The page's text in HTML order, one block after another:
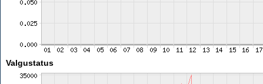
Valgustatus